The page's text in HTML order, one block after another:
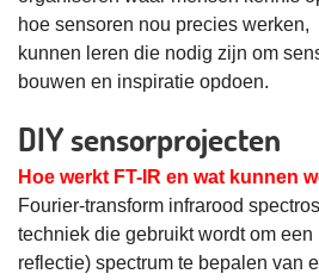
hoe sensoren nou precies
kunnen leren die nodig zijn om
bouwen en inspiratie opdoen.
DIY sensorprojecten
Hoe werkt FT-IR en wat kunnen
Fourier-transform infrarood
techniek die gebruikt wordt om
reflectie) spectrum te bepalen van